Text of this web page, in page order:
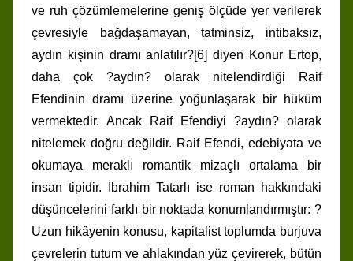
ve ruh çözümlemelerine geniş ölçüde yer verilerek
çevresiyle bağdaşamayan, tatminsiz, intibaksız,
aydın kişinin dramı anlatılır?[6] diyen Konur Ertop,
daha çok ?aydın? olarak nitelendirdiği Raif
Efendinin dramı üzerine yoğunlaşarak bir hüküm
vermektedir. Ancak Raif Efendiyi ?aydın? olarak
nitelemek doğru değildir. Raif Efendi, edebiyata ve
okumaya meraklı romantik mizaçlı ortalama bir
insan tipidir. İbrahim Tatarlı ise roman hakkındaki
düşüncelerini farklı bir noktada konumlandırmıştır: ?
Uzun hikâyenin konusu, kapitalist toplumda burjuva
çevrelerin tutum ve ahlakından yüz çevirerek, bütün